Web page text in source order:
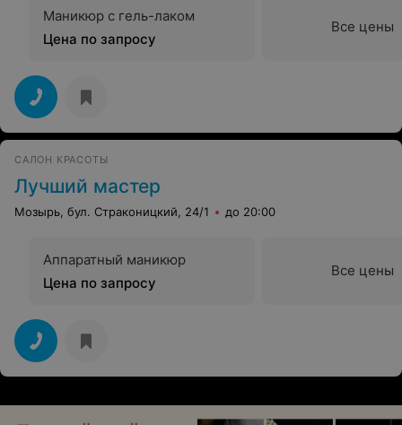
Маникюр с гель-лаком
Цена по запросу
Все цены
САЛОН КРАСОТЫ
Лучший мастер
Мозырь, бул. Страконицкий, 24/1 до 20:00
Аппаратный маникюр
Цена по запросу
Все цены